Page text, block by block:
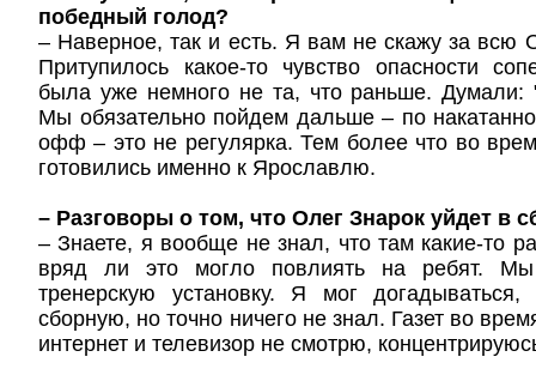
победный голод?
– Наверное, так и есть. Я вам не скажу за всю
Притупилось какое-то чувство опасности
была уже немного не та, что раньше. Думали:
Мы обязательно пойдем дальше – по
офф – это не регулярка. Тем более что во
готовились именно к Ярославлю.
– Разговоры о том, что Олег Знарок уйдет в
– Знаете, я вообще не знал, что там какие-то
вряд ли это могло повлиять на ребят. Мы
тренерскую установку. Я мог
сборную, но точно ничего не знал. Газет во
интернет и телевизор не смотрю,